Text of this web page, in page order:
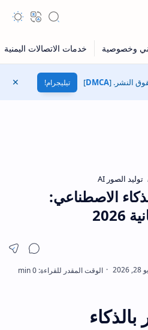
Search
Translateالمظهر
النشر. [DMCA
] تيليجرام! إغلاق
توليد الصور AI
الاصطناعي:
بالذكاء